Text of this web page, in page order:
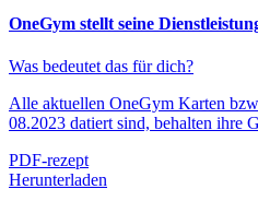
OneGym stellt seine
Was bedeutet das für dich?
Alle aktuellen OneGym Karten
08.2023 datiert sind, behalten ihre
PDF-rezept
Herunterladen